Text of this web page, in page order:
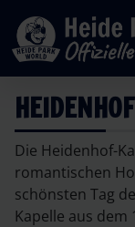
Die Heidenhof-
romantischen
schönsten Tag
Kapelle aus dem